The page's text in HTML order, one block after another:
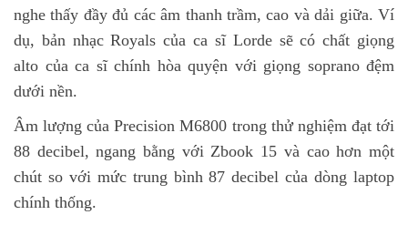
nghe thấy đầy đủ các âm thanh trầm, cao và dải giữa. Ví
dụ, bản nhạc Royals của ca sĩ Lorde sẽ có chất giọng
alto của ca sĩ chính hòa quyện với giọng soprano đệm
dưới nền.
Âm lượng của Precision M6800 trong thử nghiệm đạt tới
88 decibel, ngang bằng với Zbook 15 và cao hơn một
chút so với mức trung bình 87 decibel của dòng laptop
chính thống.